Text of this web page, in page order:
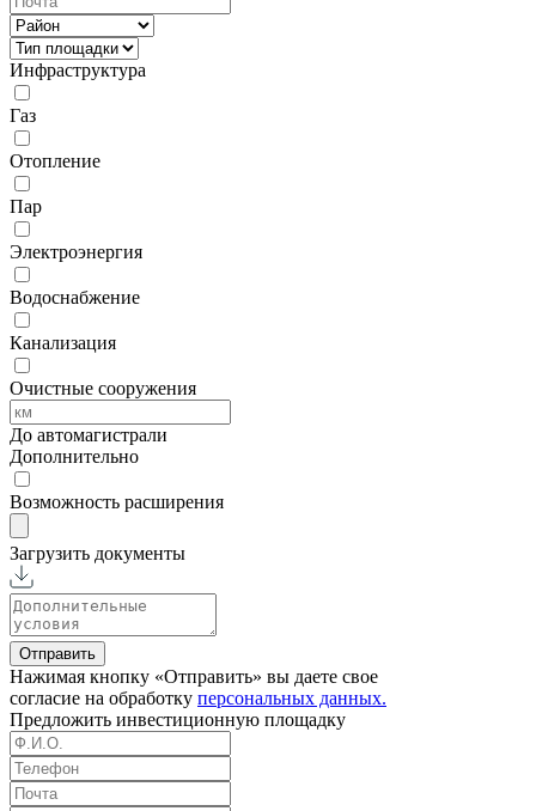
Инфраструктура
Газ
Отопление
Пар
Электроэнергия
Водоснабжение
Канализация
Очистные сооружения
До автомагистрали
Дополнительно
Возможность расширения
Загрузить документы
Отправить
Нажимая кнопку «Отправить» вы даете свое
согласие на обработку персональных данных.
Предложить инвестиционную площадку